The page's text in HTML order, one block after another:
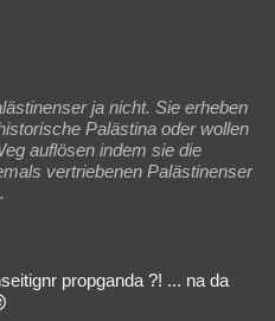
ja nicht. Sie erheben
Palästina oder wollen
auflösen indem sie die
vertriebenen Palästinenser
propganda ?! ... na da